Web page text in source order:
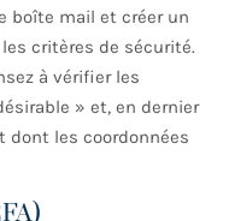
boîte mail et créer un
critères de sécurité.
à vérifier les
» et, en dernier
dont les coordonnées